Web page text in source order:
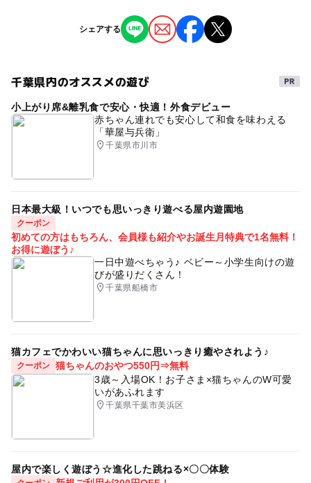
・本イベントは、同時に多くの方が集まらないようなご家
族単位での完全予約制での撮影・面談をいたします。新型
コロナウィルスの対策もしておりますので、詳細はホーム
ページをご確認ください。
・ご予約は「お1人様1枠のみ」となります。お友達とご参
・多くのお客様にご参加いただくために、過去6か月以内
遠慮いただいております。
・無断の欠席や直前の欠席連絡はお控えください。無断で
のご欠席の場合、次回のご参加をご遠慮いただいておりま
・当日はご予約の時間までに会場にお越しください。お時
間に遅れますと事前のご連絡の有無にかかわらず、ご参加
さい。
応募方法
このイベントの受付は終了しました。
予約ページ
会場は店舗やショッピングセンター施設の共有部などでの
開催で、密閉された場所ではございません。
人の手が触れる箇所等は定期的に消毒いたします。
・スタッフのマスク着用
カメラマンおよび当日対応スタッフには、原則マスクの着
用いたします。
い、発熱や体調不良のある場合は、参加いたしません。
親子 ファミリー ベビー
ご家族で楽しめる FP相談 お金 家計簿
参加無料 子育て
シェアする
千葉県内のオススメの遊び
小上がり席&離乳食で安心・快適！外食デビュー
赤ちゃん連れでも安心して和食を味わえる
「華屋与兵衛」
千葉県市川市
日本最大級！いつでも思いっきり遊べる屋内遊園地
クーポン
初めての方はもちろん、会員様も紹介やお誕生月特典で1名無料！
お得に遊ぼう♪
一日中遊べちゃう♪ ベビー～小学生向けの遊
びが盛りだくさん！
千葉県船橋市
猫カフェでかわいい猫ちゃんに思いっきり癒やされよう♪
クーポン 猫ちゃんのおやつ550円⇒無料
3歳～入場OK！お子さま×猫ちゃんのW可愛
いがあふれます
千葉県千葉市美浜区
屋内で楽しく遊ぼう☆進化した跳ねる×〇〇体験